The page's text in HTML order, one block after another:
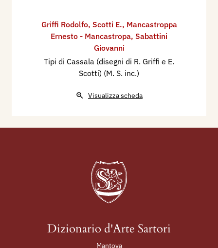
Griffi Rodolfo, Scotti E., Mancastroppa
Ernesto - Mancastropa, Sabattini
Giovanni
Tipi di Cassala (disegni di R. Griffi e E.
Scotti) (M. S. inc.)
Visualizza scheda
Dizionario d'Arte Sartori
Mantova